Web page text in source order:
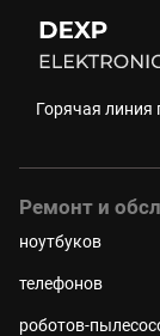
Горячая линия
Ремонт и
ноутбуков
телефонов
роботов-